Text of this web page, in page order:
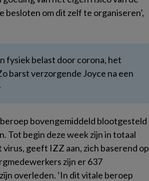
om dit zelf te organiseren’,
fysiek belast door corona, het
barst verzorgende Joyce na een
bovengemiddeld blootgesteld
Tot begin deze week zijn in totaal
geeft IZZ aan, zich baserend op
zijn er 637
overleden. ‘In dit vitale beroep